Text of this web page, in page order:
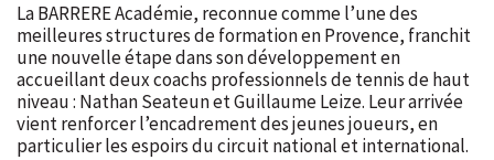
La BARRERE Académie, reconnue comme l’une des
meilleures structures de formation en Provence, franchit
une nouvelle étape dans son développement en
accueillant deux coachs professionnels de tennis de haut
niveau : Nathan Seateun et Guillaume Leize. Leur arrivée
vient renforcer l’encadrement des jeunes joueurs, en
particulier les espoirs du circuit national et international.